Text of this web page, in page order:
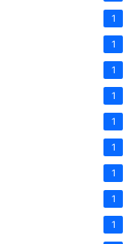
1
1
1
1
1
1
1
1
1